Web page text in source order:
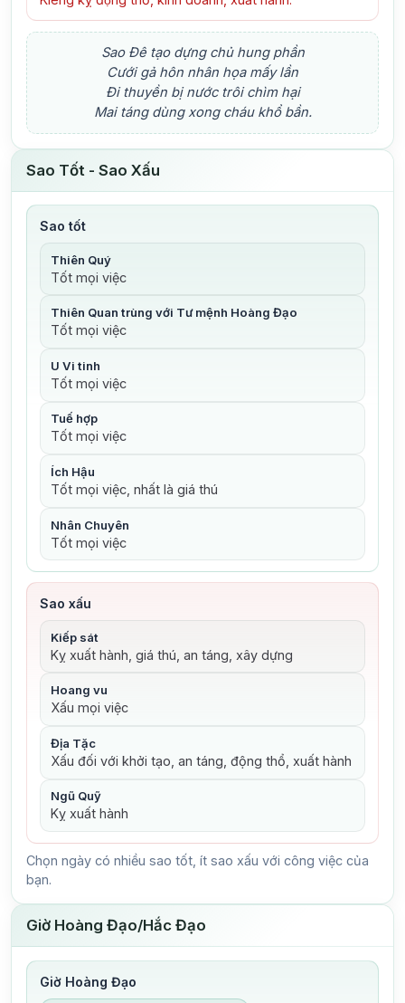
Sao Đê tạo dựng chủ hung phần
Cưới gả hôn nhân họa mấy lần
Đi thuyền bị nước trôi chìm hại
Mai táng dùng xong cháu khổ bần.
Sao Tốt - Sao Xấu
Sao tốt
Thiên Quý
Tốt mọi việc
Thiên Quan trùng với Tư mệnh Hoàng Đạo
Tốt mọi việc
U Vi tinh
Tốt mọi việc
Tuế hợp
Tốt mọi việc
Ích Hậu
Tốt mọi việc, nhất là giá thú
Nhân Chuyên
Tốt mọi việc
Sao xấu
Kiếp sát
Kỵ xuất hành, giá thú, an táng, xây dựng
Hoang vu
Xấu mọi việc
Địa Tặc
Xấu đối với khởi tạo, an táng, động thổ, xuất hành
Ngũ Quỹ
Kỵ xuất hành
Chọn ngày có nhiều sao tốt, ít sao xấu với công việc của
bạn.
Giờ Hoàng Đạo/Hắc Đạo
Giờ Hoàng Đạo